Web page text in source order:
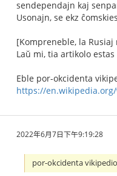
sendependajn kaj
Usonajn, se ekz
[Kompreneble, la
Laŭ mi, tia artikolo
Eble por-okcidenta
https://
2022年6月7日下午9:19:28
por-okcidenta vikipedio